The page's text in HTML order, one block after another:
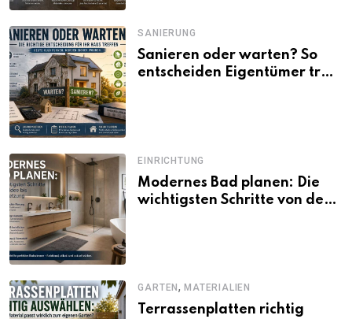
SANIERUNG
Sanieren oder warten? So
entscheiden Eigentümer trotz
EINRICHTUNG
Modernes Bad planen: Die
wichtigsten Schritte von der
GARTEN,MATERIALIEN
Terrassenplatten richtig